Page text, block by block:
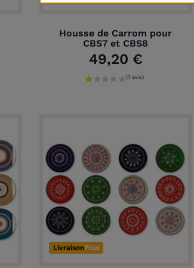
Housse de Carrom pour
CBS7 et CBS8
49,20 €
LivraisonPlus